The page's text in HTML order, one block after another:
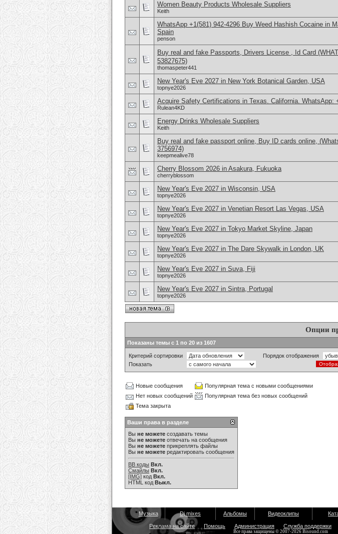
Women Beauty Products Wholesale Suppliers
Keith
WhatsApp +1(581) 942-4296 Buy Weed Hashish Cocaine in
Spain
penson
Buy real and fake Passports, Drivers License , Id Card
53827675)
thomaspeter441
New Year's Eve 2027 in New York Botanical Garden, USA
topnye2026
Acquire Safety Certifications in Texas. California. WhatsApp:
Rulean4KD
Energy Drinks Wholesale Suppliers
Keith
Buy real and fake passport online, Buy ID cards online,
3756974)
keepmealive78
Cherry Blossom 2026 in Asakura, Fukuoka
cherryblossom
New Year's Eve 2027 in Wisconsin, USA
topnye2026
New Year's Eve 2027 in Venetian Resort Las Vegas, USA
topnye2026
New Year's Eve 2027 in Tokyo Market Skyline, Japan
topnye2026
New Year's Eve 2027 in The Dare Skywalk in London, UK
topnye2026
New Year's Eve 2027 in Suva, Fiji
topnye2026
New Year's Eve 2027 in Sintra, Portugal
topnye2026
Опции
Показаны темы с 1 по 20 из 1607
Критерий сортировки
Порядок отображения
Показать
Новые сообщения
Популярная тема с новыми сообщениями
Нет новых сообщений
Популярная тема без новых сообщений
Тема закрыта
Ваши права в разделе
Вы не можете создавать темы
Вы не можете отвечать на сообщения
Вы не можете прикреплять файлы
Вы не можете редактировать сообщения
BB коды Вкл.
Смайлы Вкл.
[IMG] код Вкл.
HTML код Выкл.
Музыка Dj mixes Альбомы Видеоклипы
Реклама на сайте Помощь Администрация Служба поддержки
Все права защищены © 2007-2026 Bisound.com